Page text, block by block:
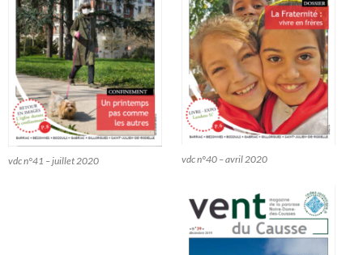
vdc n°41 – juillet 2020 vdc n°40 – avril 2020